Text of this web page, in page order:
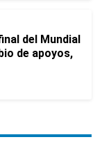
del Mundial
de apoyos,